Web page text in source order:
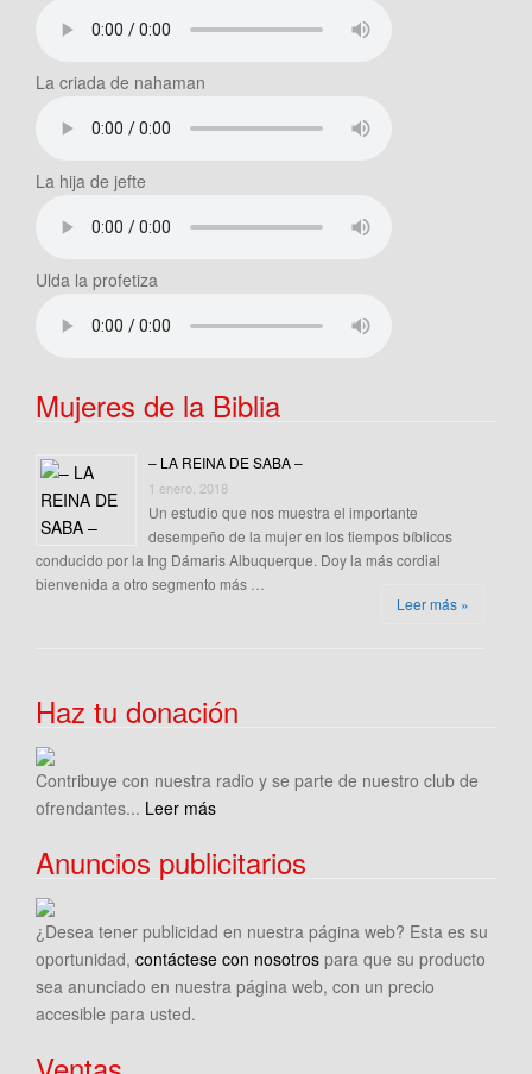
La criada de nahaman
La hija de jefte
Ulda la profetiza
Mujeres de la Biblia
– LA REINA DE SABA –
1 enero, 2018
Un estudio que nos muestra el importante
desempeño de la mujer en los tiempos bíblicos
conducido por la Ing Dámaris Albuquerque. Doy la más cordial
bienvenida a otro segmento más …
Leer más »
Haz tu donación
Contribuye con nuestra radio y se parte de nuestro club de
ofrendantes... Leer más
Anuncios publicitarios
¿Desea tener publicidad en nuestra página web? Esta es su
oportunidad, contáctese con nosotros para que su producto
sea anunciado en nuestra página web, con un precio
accesible para usted.